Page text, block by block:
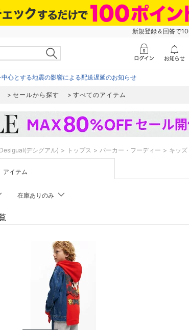
新規登録＆回答で
心とする地震の影響による配送遅延のお知らせ
セールから探す すべてのアイテム
Desigual(デシグアル) トップス パーカー・フーディー キッズ
アイテム
在庫ありのみ